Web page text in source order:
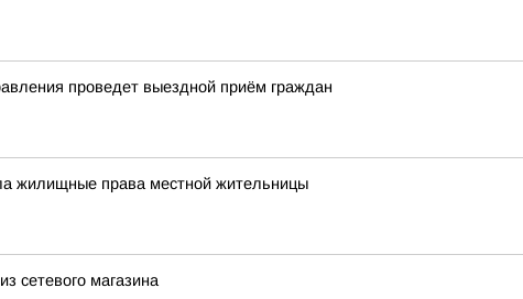
проведет выездной приём граждан
жилищные права местной жительницы
сетевого магазина